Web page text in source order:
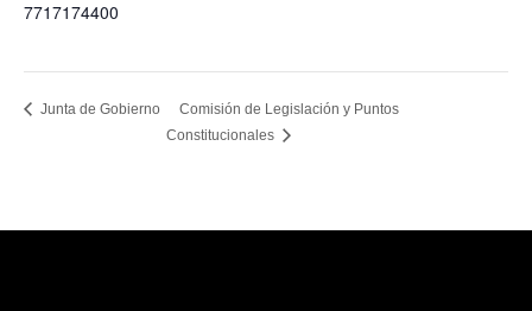
7717174400
Junta de Gobierno
Comisión de Legislación y Puntos
Constitucionales